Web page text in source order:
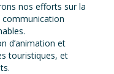
nos efforts sur la
d’animation et
touristiques, et